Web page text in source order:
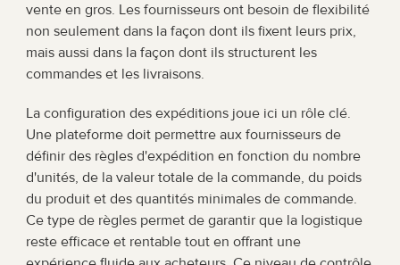
vente en gros. Les fournisseurs ont besoin de flexibilité
non seulement dans la façon dont ils fixent leurs prix,
mais aussi dans la façon dont ils structurent les
commandes et les livraisons.
La configuration des expéditions joue ici un rôle clé.
Une plateforme doit permettre aux fournisseurs de
définir des règles d'expédition en fonction du nombre
d'unités, de la valeur totale de la commande, du poids
du produit et des quantités minimales de commande.
Ce type de règles permet de garantir que la logistique
reste efficace et rentable tout en offrant une